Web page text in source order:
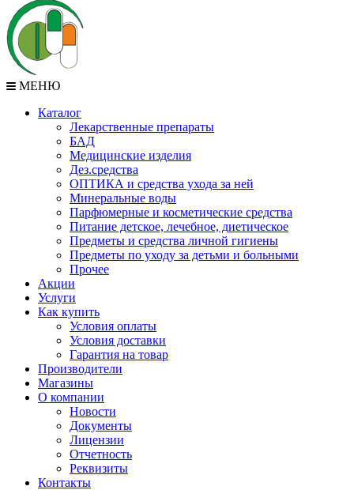
МЕНЮ
Каталог
Лекарственные препараты
БАД
Медицинские изделия
Дез.средства
ОПТИКА и средства ухода за ней
Минеральные воды
Парфюмерные и косметические средства
Питание детское, лечебное, диетическое
Предметы и средства личной гигиены
Предметы по уходу за детьми и больными
Прочее
Акции
Услуги
Как купить
Условия оплаты
Условия доставки
Гарантия на товар
Производители
Магазины
О компании
Новости
Документы
Лицензии
Отчетность
Реквизиты
Контакты